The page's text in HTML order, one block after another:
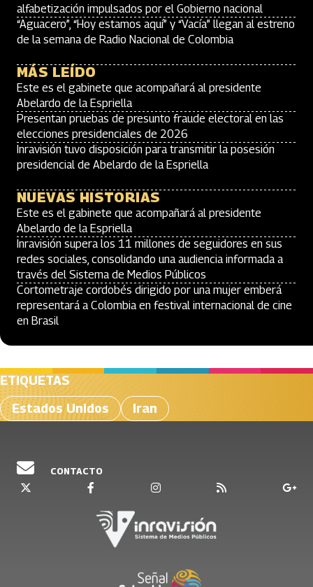
alfabetización impulsados por el Gobierno nacional
“Aguacero”, “Hoy estamos aquí” y “Vacía” llegan al estreno
de la semana de Radio Nacional de Colombia
MÁS LEÍDO
Este es el gabinete que acompañará al presidente
Abelardo de la Espriella
Presentan pruebas de presunto fraude electoral en las
elecciones presidenciales de 2026
Inravisión tuvo disposición para transmitir la posesión
presidencial de Abelardo de la Espriella
NUEVAS HISTORIAS
Este es el gabinete que acompañará al presidente
Abelardo de la Espriella
Inravisión supera los 11 millones de seguidores en sus
redes sociales, consolidando una audiencia informada a
través del Sistema de Medios Públicos
Cortometraje cordobés dirigido por una mujer emberá
representará a Colombia en festival internacional de cine
en Brasil
ETIQUETAS
Estados Unidos
Iran
CONTACTO